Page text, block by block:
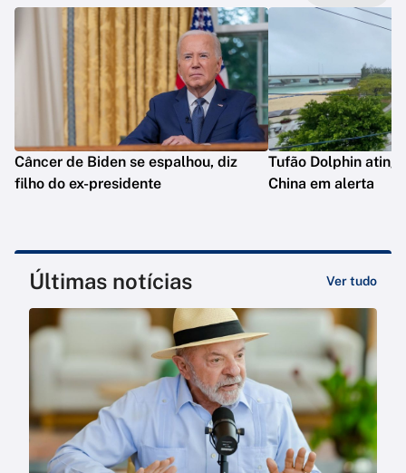
Câncer de Biden se espalhou, diz
filho do ex-presidente
Tufão Dolphin
China em alerta
Últimas notícias Ver tudo